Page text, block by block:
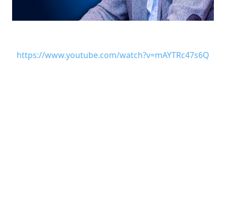
https://www.youtube.com/watch?v=mAYTRc47s6Q